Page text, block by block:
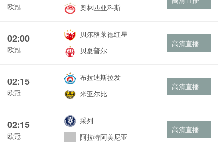
欧冠
奥林匹亚科斯
02:00
欧冠
贝尔格莱德红星
贝夏普尔
高清直播
02:15
欧冠
布拉迪斯拉发
米亚尔比
高清直播
02:15
欧冠
采列
阿拉特阿美尼亚
高清直播